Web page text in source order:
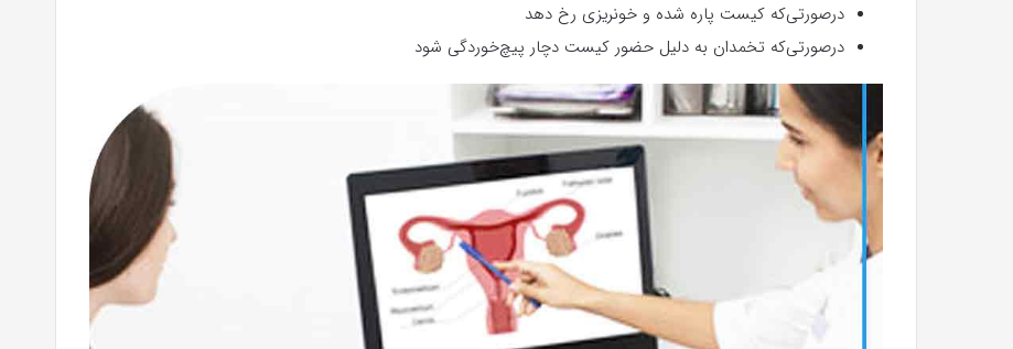
درصورتی‌که کیست پاره شده و خونریزی رخ دهد
درصورتی‌که تخمدان به دلیل حضور کیست دچار پیچ‌خوردگی شود